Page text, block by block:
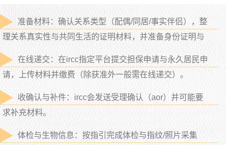
准备材料：确认关系类型（配偶/同居/事实伴侣），整
理关系真实性与共同生活的证明材料，并准备身份证明与
表格。
在线递交：在ircc指定平台提交担保申请与永久居民申
请，上传材料并缴费（除获准外一般需在线递交）。
收确认与补件：ircc会发送受理确认（aor）并可能要
求补充材料。
体检与生物信息：按指引完成体检与指纹/照片采集